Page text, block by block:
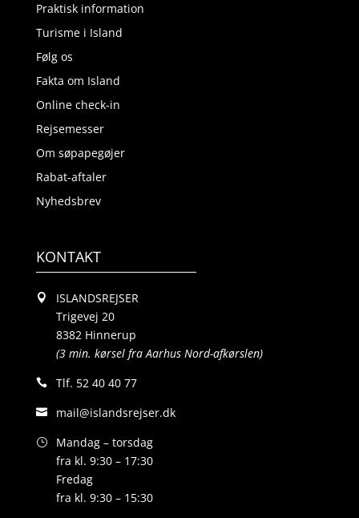
Praktisk information
Turisme i Island
Følg os
Fakta om Island
Online check-in
Rejsemesser
Om søpapegøjer
Rabat-aftaler
Nyhedsbrev
KONTAKT
ISLANDSREJSER
Trigevej 20
8382 Hinnerup
(3 min. kørsel fra Aarhus Nord-afkørslen)
Tlf. 52 40 40 77
mail@islandsrejser.dk
Mandag – torsdag
fra kl. 9:30 – 17:30
Fredag
fra kl. 9:30 – 15:30